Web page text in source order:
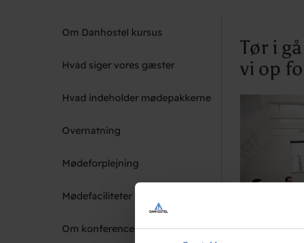
Om Danhostel kursus
Hvad siger vores gæster
Hvad indeholder mødepakkerne
Overnatning
Mødeforplejning
Mødefaciliteter
Om konference-certificering
Tør i
vi op